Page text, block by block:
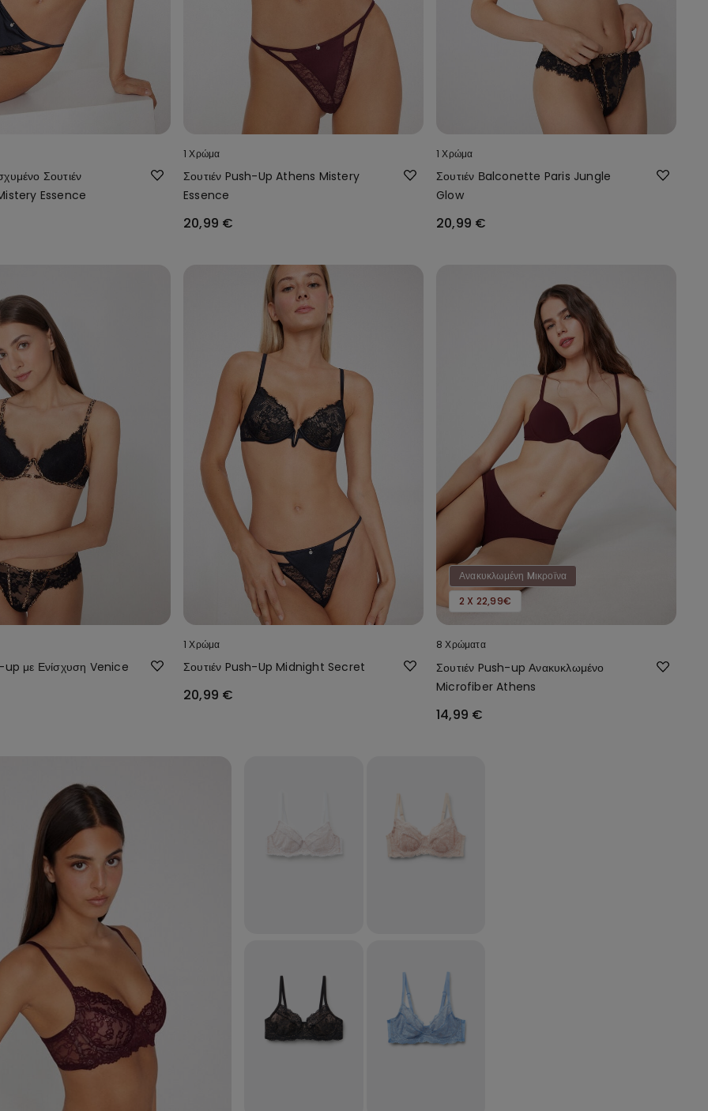
Σουτιέν
Essence
1 Χρώμα
Σουτιέν Push-Up Athens Mistery
Essence
20,99 €
1 Χρώμα
Σουτιέν Βalconette Paris Jungle
Glow
20,99 €
up με Ενίσχυση Venice
1 Χρώμα
Σουτιέν Push-Up Midnight Secret
20,99 €
Ανακυκλωμένη Mικροϊνα
2 X 22,99€
8 Χρώματα
Σουτιέν Push-up Ανακυκλωμένο
Microfiber Athens
14,99 €